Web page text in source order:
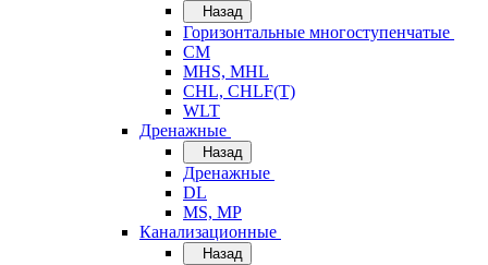
Назад
Горизонтальные многоступенчатые
CM
MHS, MHL
CHL, CHLF(T)
WLT
Дренажные
Назад
Дренажные
DL
MS, MP
Канализационные
Назад